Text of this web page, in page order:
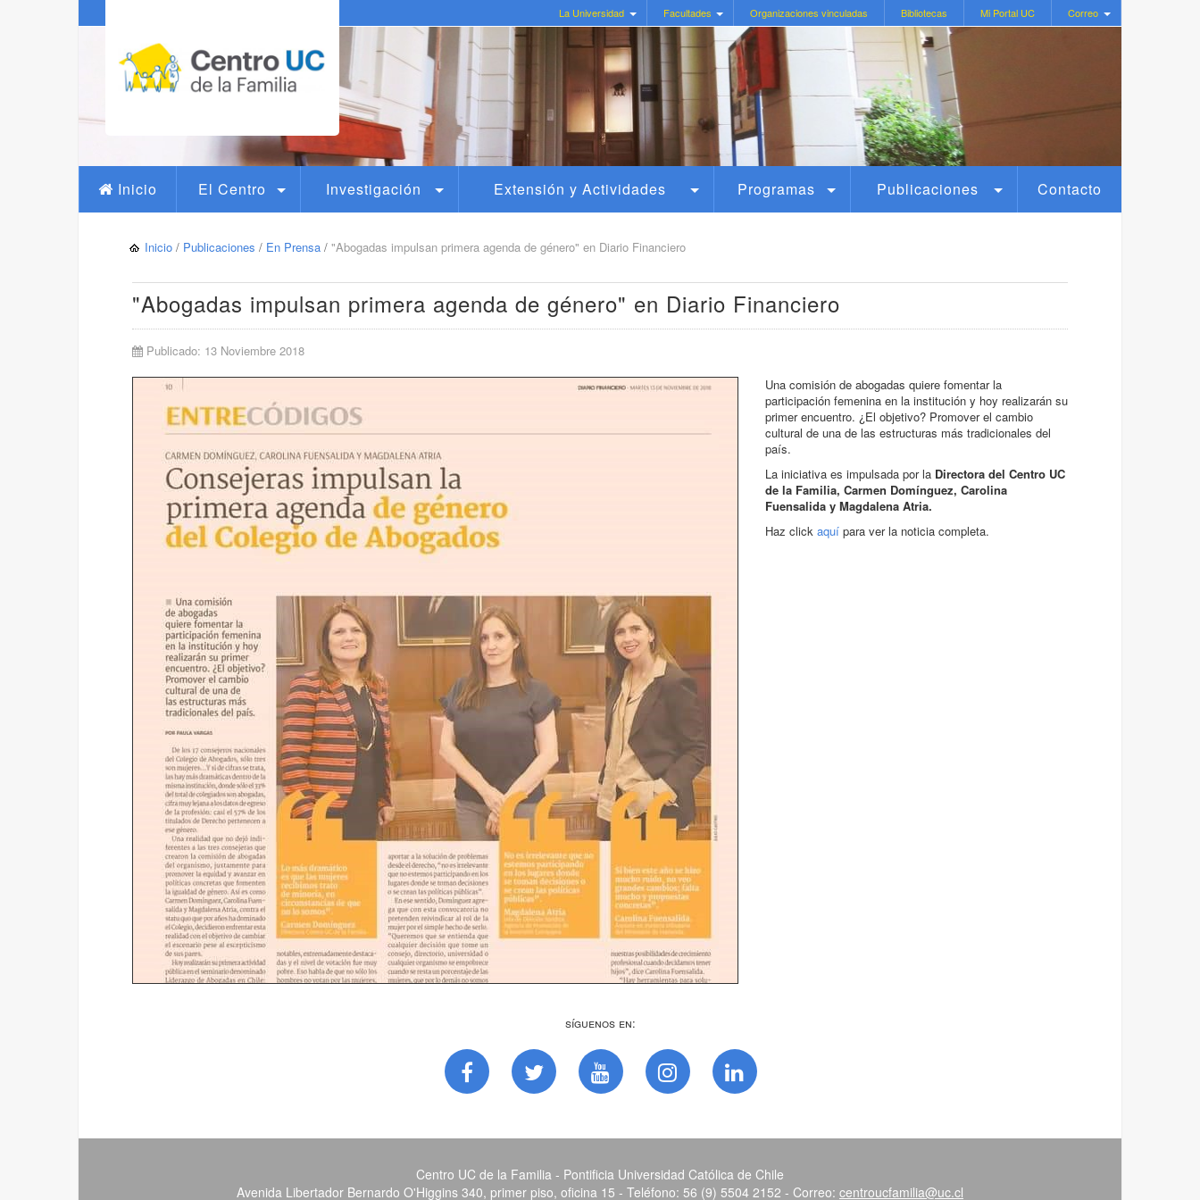
La Universidad Facultades Organizaciones vinculadas Bibliotecas Mi Portal UC Correo
Inicio El Centro Investigación Extensión y Actividades Programas Publicaciones Contacto
Inicio / Publicaciones / En Prensa / "Abogadas impulsan primera agenda de género" en Diario Financiero
"Abogadas impulsan primera agenda de género" en Diario Financiero
Publicado: 13 Noviembre 2018
Una comisión de abogadas quiere fomentar la
participación femenina en la institución y hoy realizarán su
primer encuentro. ¿El objetivo? Promover el cambio
cultural de una de las estructuras más tradicionales del
país.
La iniciativa es impulsada por la Directora del Centro UC
de la Familia, Carmen Domínguez, Carolina
Fuensalida y Magdalena Atria.
Haz click aquí para ver la noticia completa.
Síguenos en:
Centro UC de la Familia - Pontificia Universidad Católica de Chile
Avenida Libertador Bernardo O'Higgins 340, primer piso, oficina 15 - Teléfono: 56 (9) 5504 2152 - Correo: centroucfamilia@uc.cl